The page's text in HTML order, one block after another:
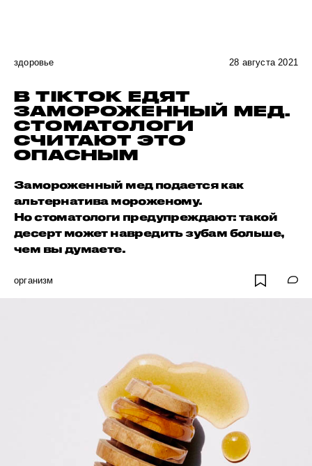
здоровье 28 августа 2021
В TIKTOK ЕДЯТ
ЗАМОРОЖЕННЫЙ МЕД.
СТОМАТОЛОГИ
СЧИТАЮТ ЭТО
ОПАСНЫМ
Замороженный мед подается как
альтернатива мороженому.
Но стоматологи предупреждают: такой
десерт может навредить зубам больше,
чем вы думаете.
организм